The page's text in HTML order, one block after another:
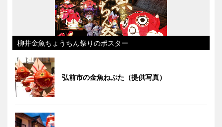
柳井金魚ちょうちん祭りのポスター
弘前市の金魚ねぷた（提供写真）